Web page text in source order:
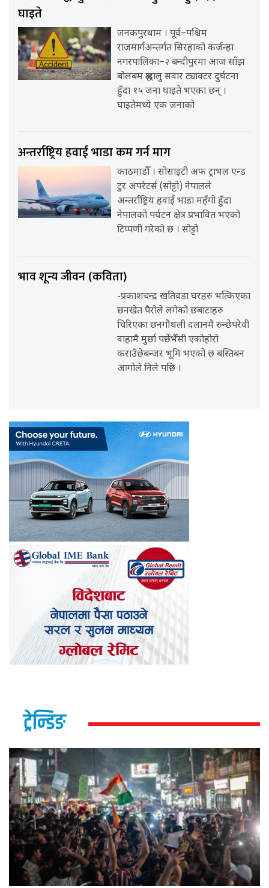
घाइते
जनकपुरधाम । पूर्व–पश्चिम
राजमार्गअन्तर्गत सिरहाको कर्जन्हा
नगरपालिका–२ बन्दीपुरमा आज साँझ
बोलबम श्रद्धालु सवार ट्याक्टर दुर्घटना
हुँदा १५ जना घाइते भएका छन् ।
घाइतेमध्ये एक जनाको
अन्तर्राष्ट्रिय हवाई भाडा कम गर्न माग
काठमाडौँ । सोसाइटी अफ ट्राभल एन्ड
टुर अपरेटर्स (सोट्टो) नेपालले
अन्तर्राष्ट्रिय हवाई भाडा महँगो हुँदा
नेपालको पर्यटन क्षेत्र प्रभावित भएको
टिप्पणी गरेको छ । सोट्टो
भाव शून्य जीवन (कविता)
-प्रकाशचन्द्र खतिवडा घरहरु भत्किएका
छनखेत पैरोले लगेको छबाटाहरु
चिरिएका छनगौथली दलानमै रुन्छेपरेवी
वाहामै मुर्छा पर्छेभैँसी एकोहोरो
कराउँछेबन्जर भूमि भएको छ बस्तिबन
आगोले निले पछि ।
ट्रेन्डिङ